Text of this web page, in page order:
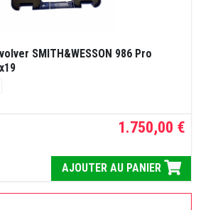
SMITH&WESSON 986 Pro
1.750,00 €
AJOUTER AU PANIER